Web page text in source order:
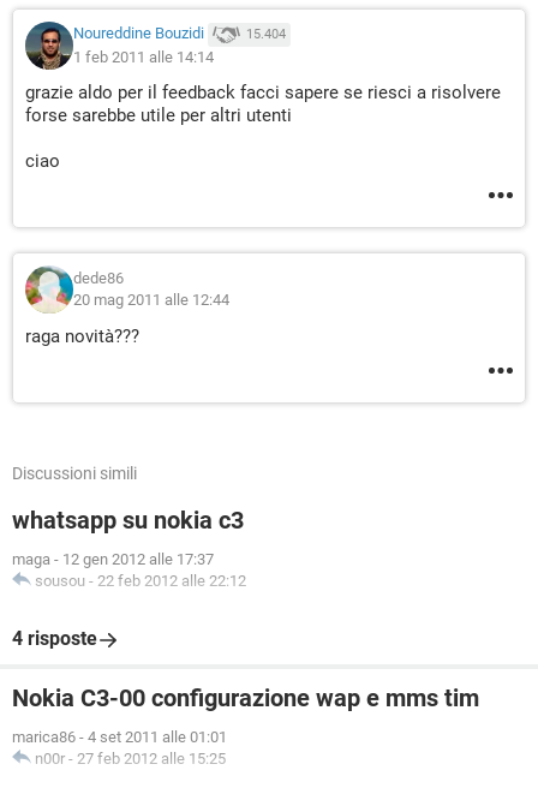
Noureddine Bouzidi 15.404
1 feb 2011 alle 14:14
grazie aldo per il feedback facci sapere se riesci a risolvere
forse sarebbe utile per altri utenti
ciao
dede86
20 mag 2011 alle 12:44
raga novità???
Discussioni simili
whatsapp su nokia c3
maga - 12 gen 2012 alle 17:37
sousou - 22 feb 2012 alle 22:12
4 risposte
Nokia C3-00 configurazione wap e mms tim
marica86 - 4 set 2011 alle 01:01
n00r - 27 feb 2012 alle 15:25